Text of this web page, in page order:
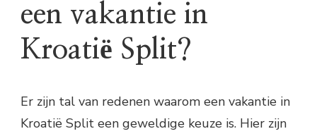
een vakantie in
Kroatië Split?
Er zijn tal van redenen waarom een vakantie in
Kroatië Split een geweldige keuze is. Hier zijn